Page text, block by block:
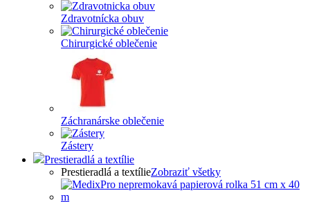
Zdravotnícka obuv
Chirurgické oblečenie
Záchranárske oblečenie
Zástery
Prestieradlá a textílie
Prestieradlá a textílieZobraziť všetky